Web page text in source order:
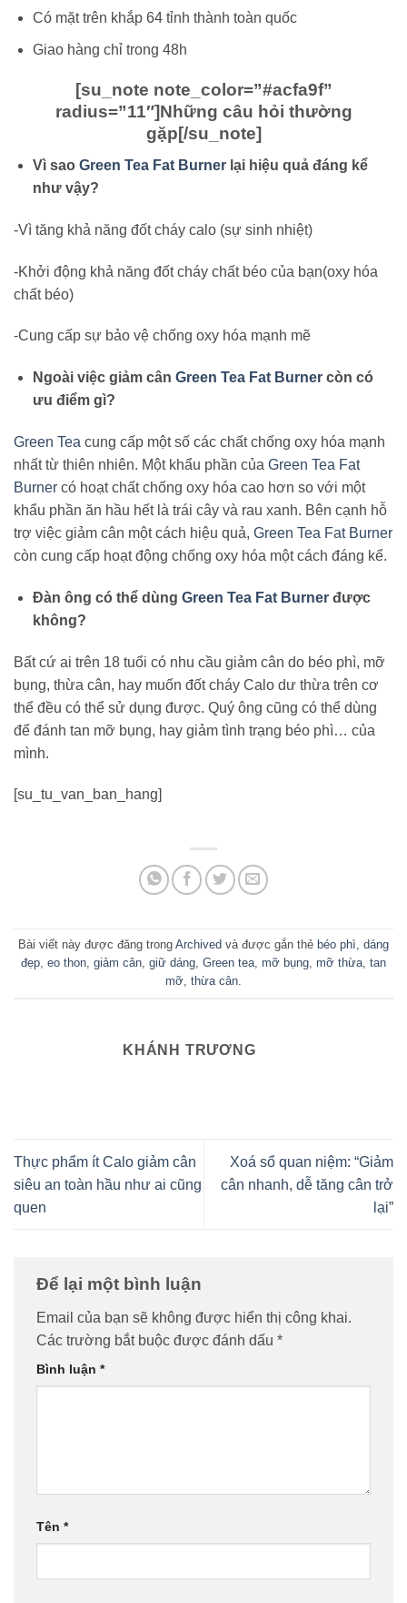
Có mặt trên khắp 64 tỉnh thành toàn quốc
Giao hàng chỉ trong 48h
[su_note note_color=”#acfa9f”
radius=”11″]Những câu hỏi thường
gặp[/su_note]
Vì sao Green Tea Fat Burnerlại hiệu quả đáng kể
như vậy?
-Vì tăng khả năng đốt cháy calo (sự sinh nhiệt)
-Khởi động khả năng đốt cháy chất béo của bạn(oxy hóa
chất béo)
-Cung cấp sự bảo vệ chống oxy hóa mạnh mẽ
Ngoài việc giảm cân Green Tea Fat Burnercòn có
ưu điểm gì?
Green Tea cung cấp một số các chất chống oxy hóa mạnh
nhất từ thiên nhiên. Một khẩu phần của Green Tea Fat
Burner có hoạt chất chống oxy hóa cao hơn so với một
khẩu phần ăn hầu hết là trái cây và rau xanh. Bên cạnh hỗ
trợ việc giảm cân một cách hiệu quả, Green Tea Fat Burner
còn cung cấp hoạt động chống oxy hóa một cách đáng kể.
Đàn ông có thể dùng Green Tea Fat Burnerđược
không?
Bất cứ ai trên 18 tuổi có nhu cầu giảm cân do béo phì, mỡ
bụng, thừa cân, hay muốn đốt cháy Calo dư thừa trên cơ
thể đều có thể sử dụng được. Quý ông cũng có thể dùng
để đánh tan mỡ bụng, hay giảm tình trạng béo phì… của
mình.
[su_tu_van_ban_hang]
Bài viết này được đăng trong Archived và được gắn thẻ béo phì dáng
đẹp eo thon giảm cân giữ dáng Green tea mỡ bụng mỡ thừa tan
mỡ thừa cân
KHÁNH TRƯƠNG
Thực phẩm ít Calo giảm cân
siêu an toàn hầu như ai cũng
quen
Xoá sổ quan niệm: “Giảm
cân nhanh, dễ tăng cân trở
lại”
Để lại một bình luận
Email của bạn sẽ không được hiển thị công khai.
Các trường bắt buộc được đánh dấu *
Bình luận *
Tên *